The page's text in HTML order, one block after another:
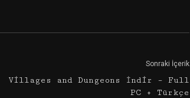
Sonraki İçerik
Villages and Dungeons İndir – Full
PC + Türkçe